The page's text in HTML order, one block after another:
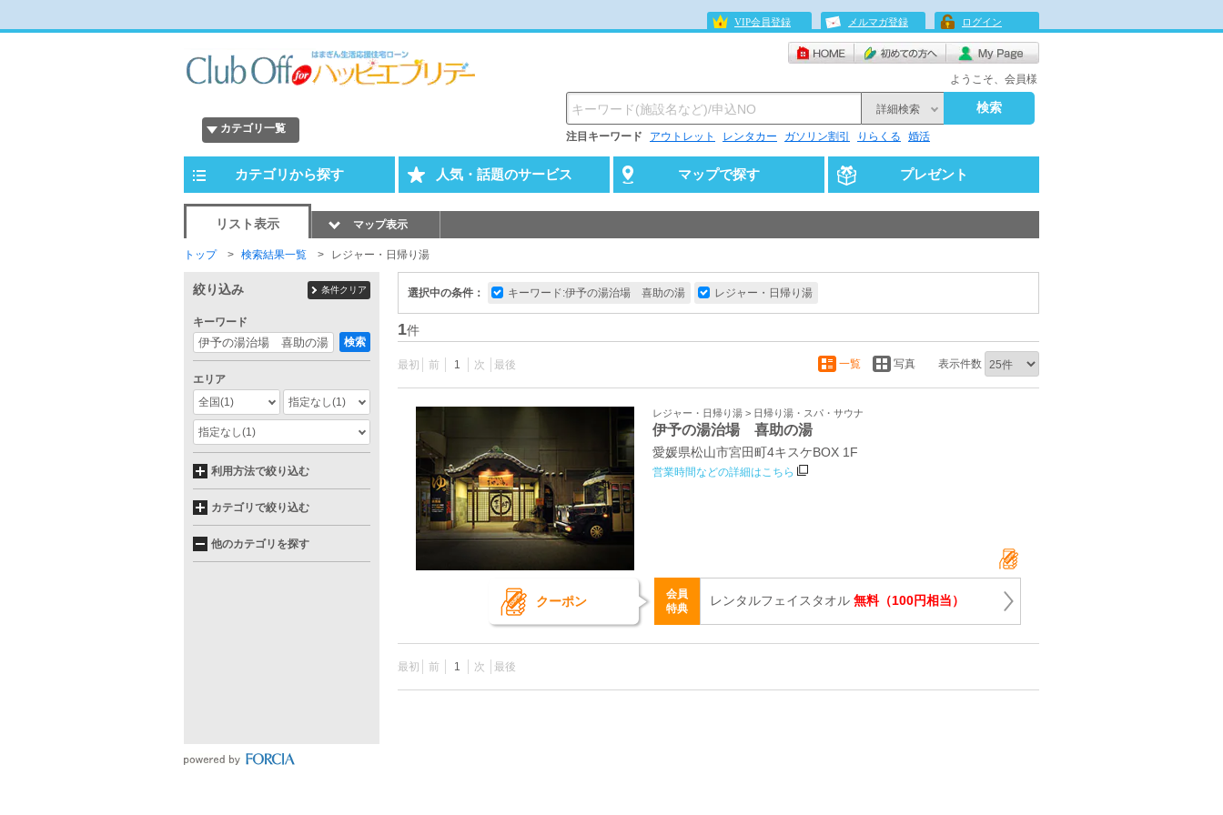
VIP会員登録 メルマガ登録 ログイン
ようこそ、会員様
カテゴリ一覧
詳細検索 検索
注目キーワード アウトレット レンタカー ガソリン割引 りらくる 婚活
カテゴリから探す 人気・話題のサービス マップで探す プレゼント
リスト表示 マップ表示
トップ 検索結果一覧 レジャー・日帰り湯
選択中の条件： キーワード:伊予の湯治場 喜助の湯 レジャー・日帰り湯
1件
最初 前 1 次 最後 一覧 写真 表示件数
レジャー・日帰り湯 > 日帰り湯・スパ・サウナ
伊予の湯治場 喜助の湯
愛媛県松山市宮田町4キスケBOX 1F
営業時間などの詳細はこちら
クーポン
会員
特典
レンタルフェイスタオル 無料（100円相当）
最初 前 1 次 最後
絞り込み 条件クリア
キーワード
検索
エリア
全国(1) 指定なし(1)
指定なし(1)
利用方法で絞り込む
カテゴリで絞り込む
他のカテゴリを探す